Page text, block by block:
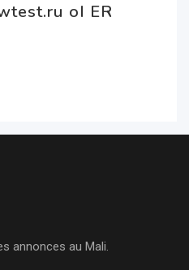
oI ER
annonces au Mali.